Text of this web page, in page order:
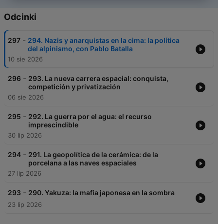
Odcinki
297 - 294. Nazis y anarquistas en la cima: la política
del alpinismo, con Pablo Batalla
10 sie 2026
296 - 293. La nueva carrera espacial: conquista,
competición y privatización
06 sie 2026
295 - 292. La guerra por el agua: el recurso
imprescindible
30 lip 2026
294 - 291. La geopolítica de la cerámica: de la
porcelana a las naves espaciales
27 lip 2026
293 - 290. Yakuza: la mafia japonesa en la sombra
23 lip 2026